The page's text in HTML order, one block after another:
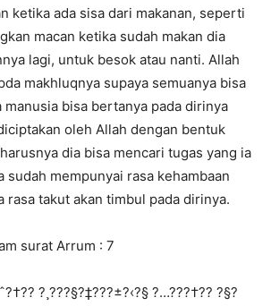
ketika ada sisa dari makanan, seperti
macan ketika sudah makan dia
lagi, untuk besok atau nanti. Allah
makhluqnya supaya semuanya bisa
manusia bisa bertanya pada dirinya
oleh Allah dengan bentuk
dia bisa mencari tugas yang ia
sudah mempunyai rasa kehambaan
rasa takut akan timbul pada dirinya.
surat Arrum : 7
?¸???§?‡???±?‹?§ ?…???†?? ?§?